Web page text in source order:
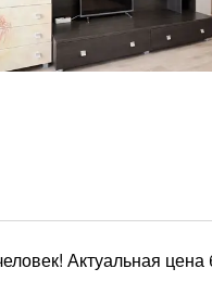
Актуальная цена